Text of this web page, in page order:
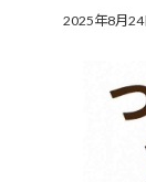
2025年8月24